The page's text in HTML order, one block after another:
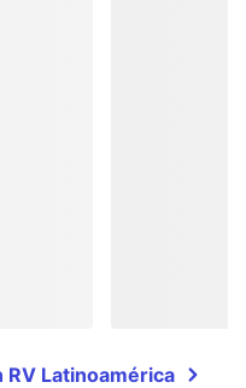
Latinoamérica